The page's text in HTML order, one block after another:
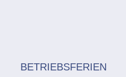
BETRIEBSFERIEN